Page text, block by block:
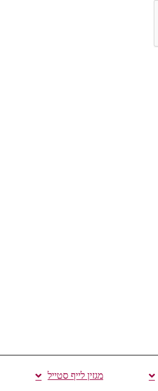
מגזין לייף סטייל